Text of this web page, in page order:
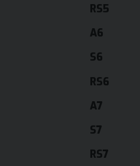
RS5
A6
S6
RS6
A7
S7
RS7